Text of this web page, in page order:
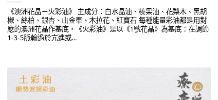
《澳洲花晶－火彩油》 主成分：白水晶油、榛果油、花梨木、黑胡
椒、絲柏、銀杏、山金車、木拉花、紅寶石 每種能量彩油都是用對
應的澳洲花晶作基底，《火彩油》是以《1號花晶》為基底：在調節
1-3-5脈輪過於亢進或…